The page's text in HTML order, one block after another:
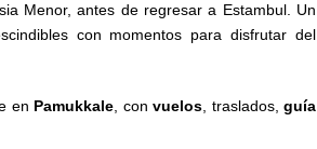
Menor, antes de regresar a Estambul. Un
con momentos para disfrutar del
en Pamukkale , convuelos , traslados,guía